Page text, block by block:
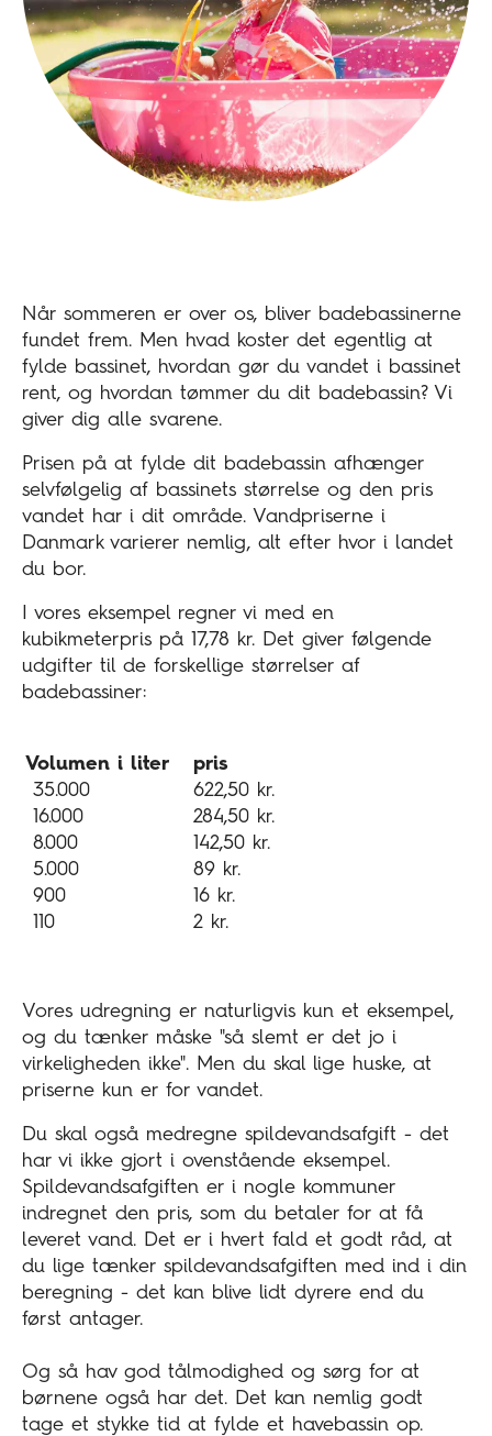
Når sommeren er over os, bliver badebassinerne
fundet frem. Men hvad koster det egentlig at
fylde bassinet, hvordan gør du vandet i bassinet
rent, og hvordan tømmer du dit badebassin? Vi
giver dig alle svarene.
Prisen på at fylde dit badebassin afhænger
selvfølgelig af bassinets størrelse og den pris
vandet har i dit område. Vandpriserne i
Danmark varierer nemlig, alt efter hvor i landet
du bor.
I vores eksempel regner vi med en
kubikmeterpris på 17,78 kr. Det giver følgende
udgifter til de forskellige størrelser af
badebassiner:
Volumen i liter
pris
35.000
622,50 kr.
16.000
284,50 kr.
8.000
142,50 kr.
5.000
89 kr.
900
16 kr.
110
2 kr.
Vores udregning er naturligvis kun et eksempel,
og du tænker måske "så slemt er det jo i
virkeligheden ikke". Men du skal lige huske, at
priserne kun er for vandet.
Du skal også medregne spildevandsafgift - det
har vi ikke gjort i ovenstående eksempel.
Spildevandsafgiften er i nogle kommuner
indregnet den pris, som du betaler for at få
leveret vand. Det er i hvert fald et godt råd, at
du lige tænker spildevandsafgiften med ind i din
beregning - det kan blive lidt dyrere end du
først antager.
Og så hav god tålmodighed og sørg for at
børnene også har det. Det kan nemlig godt
tage et stykke tid at fylde et havebassin op.